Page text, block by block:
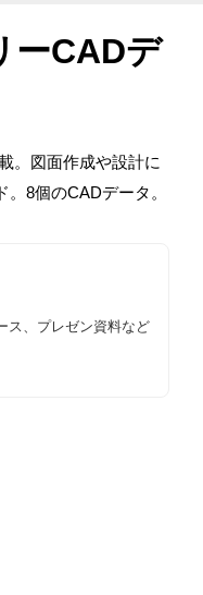
ーCADデ
。図面作成や設計に
8個のCADデータ。
ス、プレゼン資料など